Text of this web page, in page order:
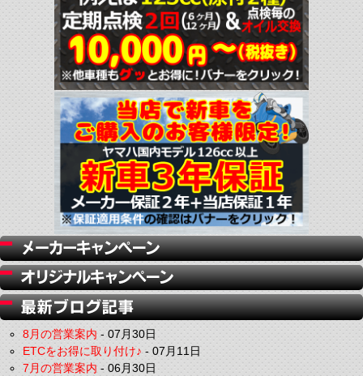
8月の営業案内-07月30日
ETCをお得に取り付け♪-07月11日
7月の営業案内-06月30日